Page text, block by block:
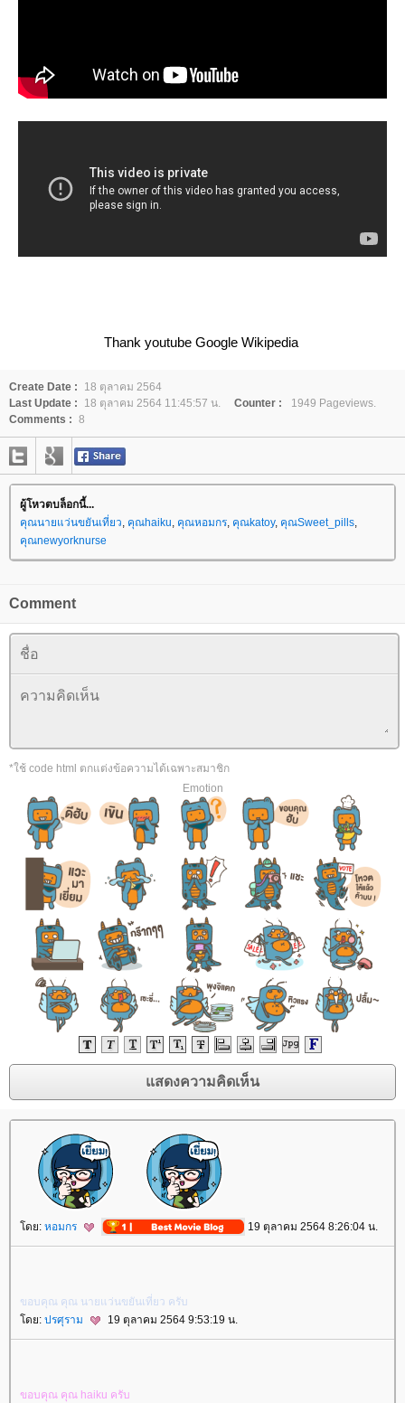
Thank youtube Google Wikipedia
Create Date :
18 ตุลาคม 2564
Last Update :
18 ตุลาคม 2564 11:45:57 น. Counter :
1949 Pageviews.
Comments : 8
ผู้โหวตบล็อกนี้...
คุณนายแว่นขยันเที่ยว คุณhaiku คุณหอมกร คุณkatoy, คุณSweet_pills
คุณnewyorknurse
Comment
*ใช้ code html ตกแต่งข้อความได้เฉพาะสมาชิก
Emotion
ดย: หอมกร 19 ตุลาคม 2564 8:26:04 น.
ขอบคุณ​ คุณ​ นาย​แว่น​ขยัน​เที่ยว​ ครับ​
ดย: ปรศุราม 19 ตุลาคม 2564 9:53:19 น.
ขอบคุณ​ คุณ​ haiku ครับ​